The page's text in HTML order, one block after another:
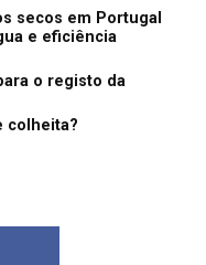
secos em Portugal
e eficiência
o registo da
colheita?